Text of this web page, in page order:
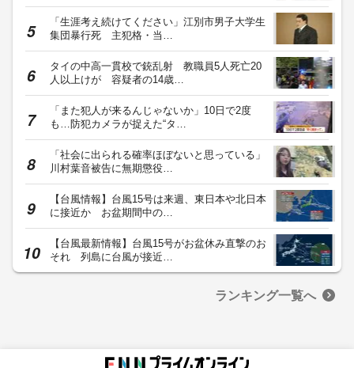
「生涯考え続けてください」江別市男子大学生
集団暴行死 主犯格・当…
タイの中高一貫校で銃乱射 教職員5人死亡20
人以上けが 容疑者の14歳…
「また犯人が来るんじゃないか」10日で2度
も…防犯カメラが捉えた“タ…
「社会に出られる確率ほぼないと思っている」
川村葉音被告に無期懲役…
【台風情報】台風15号は来週、東日本や北日本
に接近か お盆期間中の…
【台風最新情報】台風15号がお盆休み直撃のお
それ 列島に台風が接近…
ランキング一覧へ